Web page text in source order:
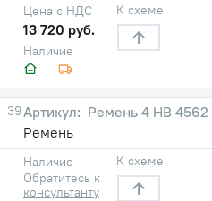
Наличие
Цена с НДС
13 720 руб.
К схеме
39
Ремень 4 HB 4562
Ремень
Наличие
Обратитесь к
консультанту
К схеме